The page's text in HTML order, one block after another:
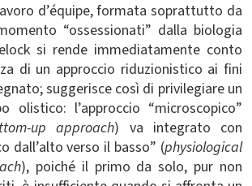
d’équipe, formata soprattutto da
“ossessionati” dalla biologia
si rende immediatamente conto
di un approccio riduzionistico ai fini
suggerisce così di privilegiare un
olistico: l’approccio “microscopico”
up approach) va integrato con
dall’alto verso il basso” (physiological
), poiché il primo da solo, pur non